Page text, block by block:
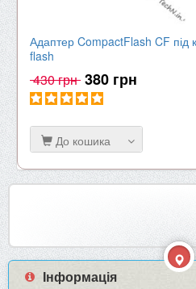
Адаптер CompactFlash CF під
flash
430 грн 380 грн
До кошика
Інформація